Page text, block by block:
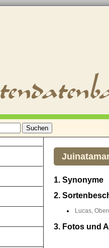
1. Synonyme
2.
Lucas,
3. Fotos und